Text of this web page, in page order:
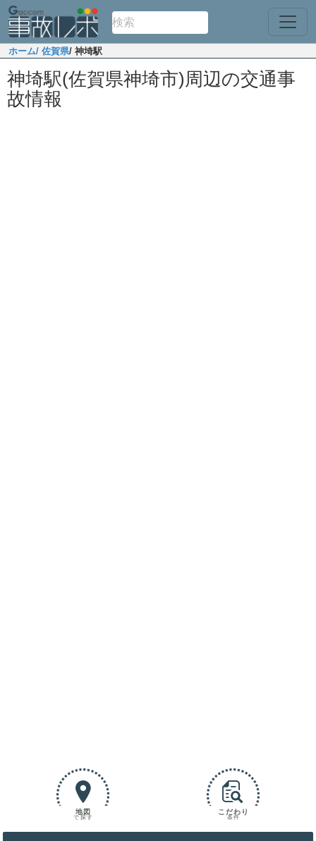
ホーム/ 佐賀県/ 神埼駅
神埼駅(佐賀県神埼市)周辺の交通事
故情報
地図
で探す
こだわり
条件